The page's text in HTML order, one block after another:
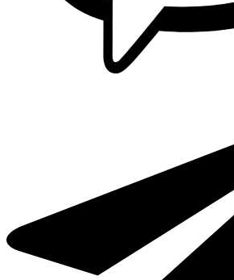
Griferia Acero Inoxidable